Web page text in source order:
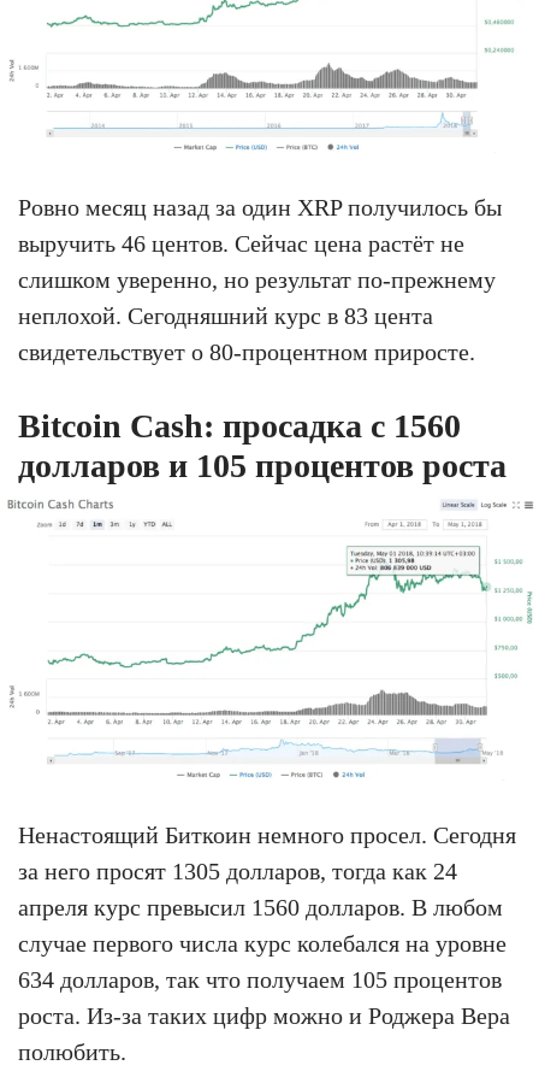
Ровно месяц назад за один XRP получилось бы
выручить 46 центов. Сейчас цена растёт не
слишком уверенно, но результат по-прежнему
неплохой. Сегодняшний курс в 83 цента
свидетельствует о 80-процентном приросте.
Bitcoin Cash: просадка с 1560
долларов и 105 процентов роста
Ненастоящий Биткоин немного просел. Сегодня
за него просят 1305 долларов, тогда как 24
апреля курс превысил 1560 долларов. В любом
случае первого числа курс колебался на уровне
634 долларов, так что получаем 105 процентов
роста. Из-за таких цифр можно и Роджера Вера
полюбить.